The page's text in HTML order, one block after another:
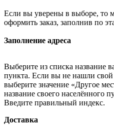
Если вы уверены в выборе, то
оформить заказ, заполнив по
Заполнение адреса
Выберите из списка название
пункта. Если вы не нашли
выберите значение «Другое
название своего населённого
Введите правильный индекс.
Доставка